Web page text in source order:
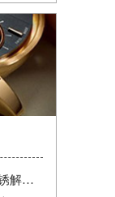
卡地亚后盖生锈怎么处理(卡地亚生锈解决办法)